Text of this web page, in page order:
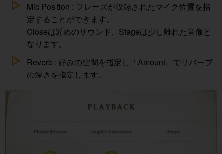
Mic Position : フレーズが収録されたマイク位置を指
定することができます。
Closeは近めのサウンド、Stageは少し離れた音像と
なります。
Reverb : 好みの空間を指定し「Amount」でリバーブ
の深さを指定します。